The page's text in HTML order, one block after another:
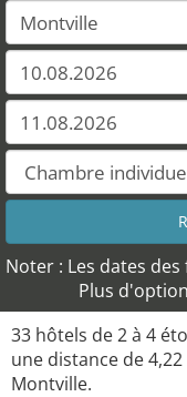
Noter : Les dates
Plus
33 hôtels de 2 à 4
une distance de
Montville.